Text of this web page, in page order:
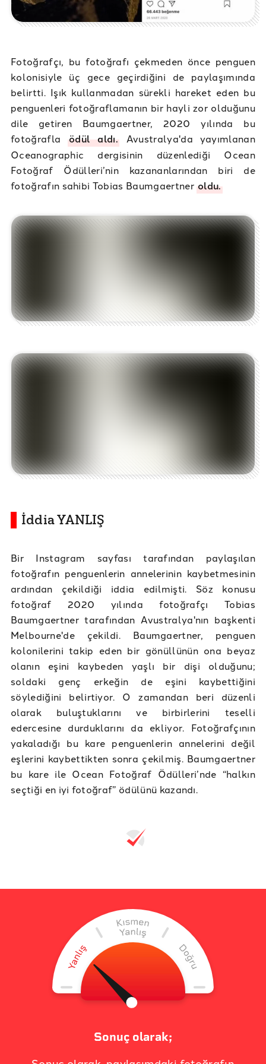
Fotoğrafçı, bu fotoğrafı çekmeden önce penguen
kolonisiyle üç gece geçirdiğini de paylaşımında
belirtti. Işık kullanmadan sürekli hareket eden bu
penguenleri fotoğraflamanın bir hayli zor olduğunu
dile getiren Baumgaertner, 2020 yılında bu
fotoğraflaödül aldı.Avustralya'da yayımlanan
Oceanographic dergisinin düzenlediği Ocean
Fotoğraf Ödülleri’nin kazananlarından biri de
fotoğrafın sahibi Tobias Baumgaertneroldu.
İddia YANLIŞ
Bir Instagram sayfası tarafından paylaşılan
fotoğrafın penguenlerin annelerinin kaybetmesinin
ardından çekildiği iddia edilmişti. Söz konusu
fotoğraf 2020 yılında fotoğrafçı Tobias
Baumgaertner tarafından Avustralya'nın başkenti
Melbourne'de çekildi. Baumgaertner, penguen
kolonilerini takip eden bir gönüllünün ona beyaz
olanın eşini kaybeden yaşlı bir dişi olduğunu;
soldaki genç erkeğin de eşini kaybettiğini
söylediğini belirtiyor. O zamandan beri düzenli
olarak buluştuklarını ve birbirlerini teselli
edercesine durduklarını da ekliyor. Fotoğrafçının
yakaladığı bu kare penguenlerin annelerini değil
eşlerini kaybettikten sonra çekilmiş. Baumgaertner
bu kare ile Ocean Fotoğraf Ödülleri’nde “halkın
seçtiği en iyi fotoğraf” ödülünü kazandı.
Sonuç olarak;